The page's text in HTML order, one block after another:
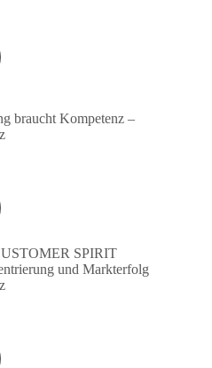
braucht Kompetenz –
SPIRIT
und Markterfolg